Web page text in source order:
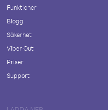
Funktioner
Blogg
Säkerhet
Viber Out
Priser
Support